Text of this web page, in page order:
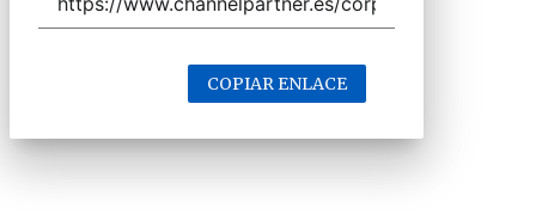
COPIAR ENLACE